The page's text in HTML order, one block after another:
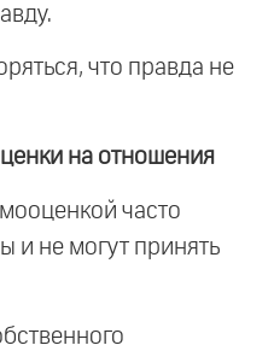
что правда не
на отношения
часто
и не могут принять